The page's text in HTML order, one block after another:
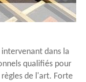
intervenant dans la
qualifiés pour
de l'art. Forte